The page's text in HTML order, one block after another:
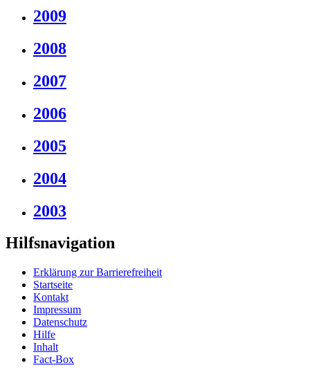
2009
2008
2007
2006
2005
2004
2003
Hilfsnavigation
Erklärung zur Barrierefreiheit
Startseite
Kontakt
Impressum
Datenschutz
Hilfe
Inhalt
Fact-Box